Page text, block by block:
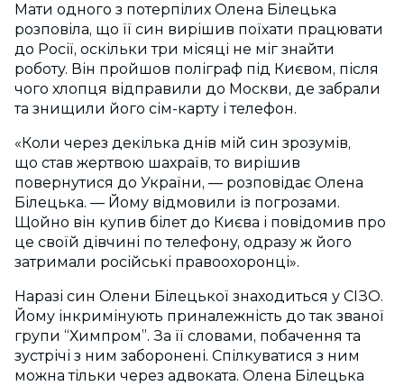
Мати одного з потерпілих Олена Білецька
розповіла, що її син вирішив поїхати працювати
до Росії, оскільки три місяці не міг знайти
роботу. Він пройшов поліграф під Києвом, після
чого хлопця відправили до Москви, де забрали
та знищили його сім-карту і телефон.
«Коли через декілька днів мій син зрозумів,
що став жертвою шахраїв, то вирішив
повернутися до України, — розповідає Олена
Білецька. — Йому відмовили із погрозами.
Щойно він купив білет до Києва і повідомив про
це своїй дівчині по телефону, одразу ж його
затримали російські правоохоронці».
Наразі син Олени Білецької знаходиться у СІЗО.
Йому інкримінують приналежність до так званої
групи “Химпром”. За її словами, побачення та
зустрічі з ним заборонені. Спілкуватися з ним
можна тільки через адвоката. Олена Білецька